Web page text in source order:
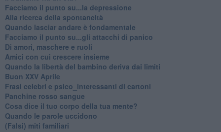
Facciamo il punto su...la depressione
​Alla ricerca della spontaneità
​Quando lasciar andare è fondamentale
Facciamo il punto su...gli attacchi di panico
Di amori, maschere e ruoli
​Amici con cui crescere insieme
​Quando la libertà del bambino deriva dai limiti
Buon XXV Aprile
​Frasi celebri e psico_interessanti di cartoni
​Panchine rosso sangue
​Cosa dice il tuo corpo della tua mente?
​Quando le parole uccidono
​(Falsi) miti familiari